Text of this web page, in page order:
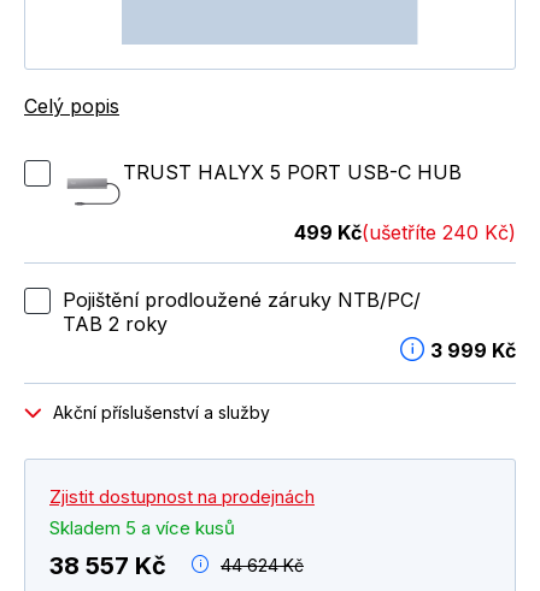
Celý popis
TRUST HALYX 5 PORT USB-C HUB
499 Kč(ušetříte 240 Kč)
Pojištění prodloužené záruky NTB/PC/
TAB 2 roky
3 999 Kč
Akční příslušenství a služby
Zjistit dostupnost na prodejnách
Skladem 5 a více kusů
38 557 Kč 44 624 Kč